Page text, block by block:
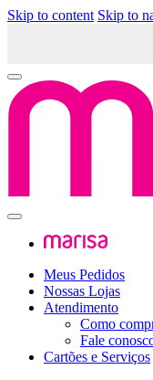
Skip to content Skip to
Meus Pedidos
Nossas Lojas
Atendimento
Como
Fale
Cartões e Serviços